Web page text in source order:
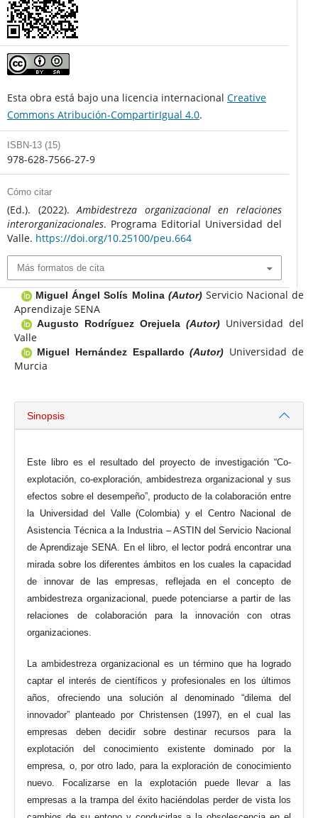
Esta obra está bajo una licencia internacional Creative
Commons Atribución-CompartirIgual 4.0.
ISBN-13 (15)
978-628-7566-27-9
Cómo citar
(Ed.). (2022).Ambidestreza organizacional en relaciones
interorganizacionales. Programa Editorial Universidad del
Valle. https://doi.org/10.25100/peu.664
Más formatos de cita
Miguel Ángel Solís Molina (Autor) Servicio Nacional de
Aprendizaje SENA
Augusto Rodríguez Orejuela(Autor) Universidad del
Valle
Miguel Hernández Espallardo(Autor) Universidad de
Murcia
Sinopsis
Este libro es el resultado del proyecto de investigación “Co-
explotación, co-exploración, ambidestreza organizacional y sus
efectos sobre el desempeño”, producto de la colaboración entre
la Universidad del Valle (Colombia) y el Centro Nacional de
Asistencia Técnica a la Industria – ASTIN del Servicio Nacional
de Aprendizaje SENA. En el libro, el lector podrá encontrar una
mirada sobre los diferentes ámbitos en los cuales la capacidad
de innovar de las empresas, reflejada en el concepto de
ambidestreza organizacional, puede potenciarse a partir de las
relaciones de colaboración para la innovación con otras
organizaciones.
La ambidestreza organizacional es un término que ha logrado
captar el interés de científicos y profesionales en los últimos
años, ofreciendo una solución al denominado “dilema del
innovador” planteado por Christensen (1997), en el cual las
empresas deben decidir sobre destinar recursos para la
explotación del conocimiento existente dominado por la
empresa, o, por otro lado, para la exploración de conocimiento
nuevo. Focalizarse en la explotación puede llevar a las
empresas a la trampa del éxito haciéndolas perder de vista los